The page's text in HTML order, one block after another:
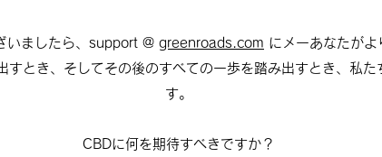
いましたら、support @ greenroads.com にメーあなたが
すとき、そしてその後のすべての一歩を踏み出すとき、私
す。
CBDに何を期待すべきですか？